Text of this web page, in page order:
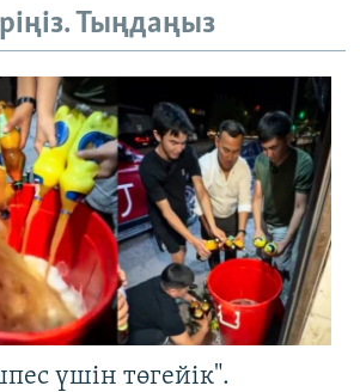
Тыңдаңыз
үшін төгейік".